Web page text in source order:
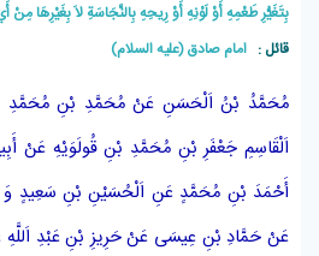
بِتَغَيُّرِ طَعْمِهِ أَوْ لَوْنِهِ أَوْ رِيحِهِ بِالنَّجَاسَةِ لاَ بِغَيْرِهَا مِنْ
قائل : امام صادق (علیه السلام)
مُحَمَّدُ بْنُ اَلْحَسَنِ عَنْمُحَمَّدِ بْنِ مُحَمَّدِ
اَلْقَاسِمِ جَعْفَرِ بْنِ مُحَمَّدِ بْنِ قُولَوَيْهِ عَنْ
أَحْمَدَ بْنِ مُحَمَّدٍ عَنِ اَلْحُسَيْنِ بْنِ سَعِيدٍ
عَنْ حَمَّادِ بْنِ عِيسَى عَنْحَرِيزِ بْنِ عَبْدِ اَللَّهِ